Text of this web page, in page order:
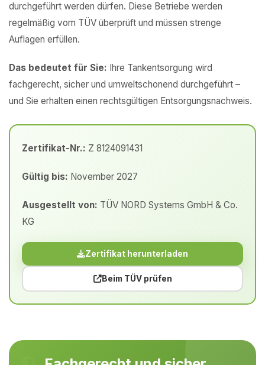
durchgeführt werden dürfen. Diese Betriebe werden
regelmäßig vom TÜV überprüft und müssen strenge
Auflagen erfüllen.
Das bedeutet für Sie: Ihre Tankentsorgung wird
fachgerecht, sicher und umweltschonend durchgeführt –
und Sie erhalten einen rechtsgültigen Entsorgungsnachweis.
Zertifikat-Nr.: Z 8124091431
Gültig bis: November 2027
Ausgestellt von: TÜV NORD Systems GmbH & Co.
KG
Zertifikat herunterladen
Beim TÜV prüfen